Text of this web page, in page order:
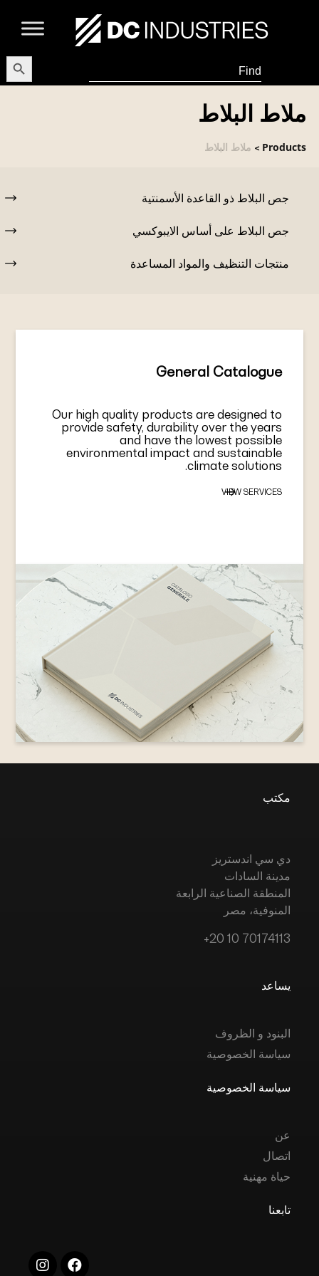
Search
for:
Button
ملاط البلاط
Products
> ملاط البلاط
جص البلاط ذو القاعدة الأسمنتية
جص البلاط على أساس الايبوكسي
منتجات التنظيف والمواد المساعدة
General Catalogue
Our high quality products are designed to
provide safety, durability over the years
and have the lowest possible
environmental impact and sustainable
climate solutions.
VIEW SERVICES
مكتب
دي سي اندستريز
مدينة السادات
المنطقة الصناعية الرابعة
المنوفية، مصر
+20 10 70174113
يساعد
البنود و الظروف
سياسة الخصوصية
سياسة الخصوصية
عن
اتصال
حياة مهنية
تابعنا